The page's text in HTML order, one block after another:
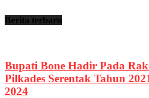
Berita terbaru
Bupati Bone Hadir Pada
Pilkades Serentak Tahun
2024